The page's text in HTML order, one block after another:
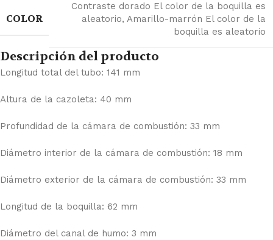
COLOR
Contraste dorado El color de la boquilla es
aleatorio, Amarillo-marrón El color de la
boquilla es aleatorio
Descripción del producto
Longitud total del tubo: 141 mm
Altura de la cazoleta: 40 mm
Profundidad de la cámara de combustión: 33 mm
Diámetro interior de la cámara de combustión: 18 mm
Diámetro exterior de la cámara de combustión: 33 mm
Longitud de la boquilla: 62 mm
Diámetro del canal de humo: 3 mm